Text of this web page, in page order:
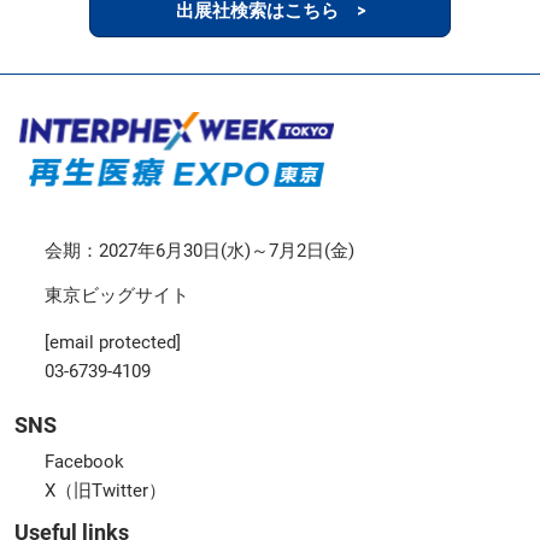
出展社検索はこちら >
会期：2027年6月30日(水)～7月2日(金)
東京ビッグサイト
[email protected]
03-6739-4109
SNS
Facebook
X（旧Twitter）
Useful links